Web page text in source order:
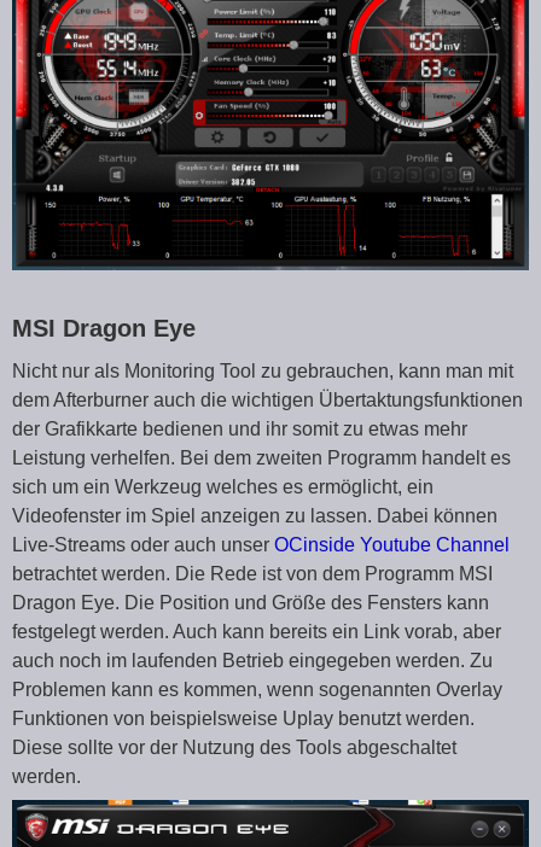
MSI Dragon Eye
Nicht nur als Monitoring Tool zu gebrauchen, kann man mit
dem Afterburner auch die wichtigen Übertaktungsfunktionen
der Grafikkarte bedienen und ihr somit zu etwas mehr
Leistung verhelfen. Bei dem zweiten Programm handelt es
sich um ein Werkzeug welches es ermöglicht, ein
Videofenster im Spiel anzeigen zu lassen. Dabei können
Live-Streams oder auch unser OCinside Youtube Channel
betrachtet werden. Die Rede ist von dem Programm MSI
Dragon Eye. Die Position und Größe des Fensters kann
festgelegt werden. Auch kann bereits ein Link vorab, aber
auch noch im laufenden Betrieb eingegeben werden. Zu
Problemen kann es kommen, wenn sogenannten Overlay
Funktionen von beispielsweise Uplay benutzt werden.
Diese sollte vor der Nutzung des Tools abgeschaltet
werden.